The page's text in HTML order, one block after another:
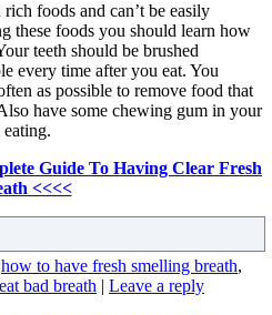
foods and can’t be easily
these foods you should learn how
teeth should be brushed
every time after you eat. You
as possible to remove food that
have some chewing gum in your
.
Guide To Having Clear Fresh
<<<<
how to have fresh smelling breath,
bad breath | Leave a reply